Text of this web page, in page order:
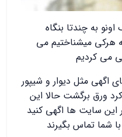
به چندتا بنگاه
هرکی میشناختیم می
می کردیم
اگهی مثل دیوار و شیپور
ورق برگشت حالا این
این سایت ها اگهی کنید
شما تماس بگیرند